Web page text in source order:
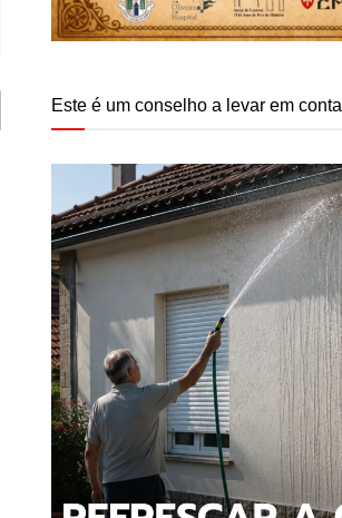
Este é um conselho a levar em conta